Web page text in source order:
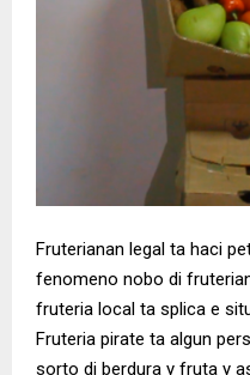
Fruterianan legal ta haci
fenomeno nobo di
fruteria local ta splica e
Fruteria pirate ta algun
sorto di berdura y fruta y